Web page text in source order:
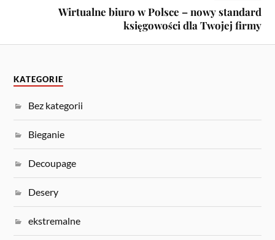
Wirtualne biuro w Polsce – nowy standard
księgowości dla Twojej firmy
KATEGORIE
Bez kategorii
Bieganie
Decoupage
Desery
ekstremalne